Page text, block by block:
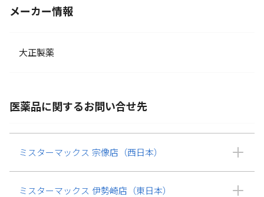
メーカー情報
大正製薬
医薬品に関するお問い合せ先
ミスターマックス 宗像店（西日本）
ミスターマックス 伊勢崎店（東日本）